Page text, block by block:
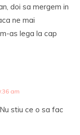
doi sa mergem in
ne mai
as lega la cap
am
stiu ce o sa fac